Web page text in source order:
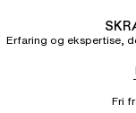
Erfaring og ekspertise,
Fri